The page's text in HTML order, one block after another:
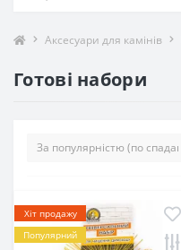
Аксесуари для камінів
Готові набори
Хіт продажу
Популярний